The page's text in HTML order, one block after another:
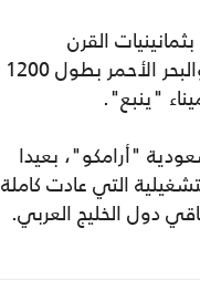
القرن
الماضي وقامت بتوسعته في التسعينيات، والرابط بين حقول المنطقة الشرقية والبحر الأحمر بطول 1200
"أرامكو"، بعيدا
التشغيلية التي عادت كاملة